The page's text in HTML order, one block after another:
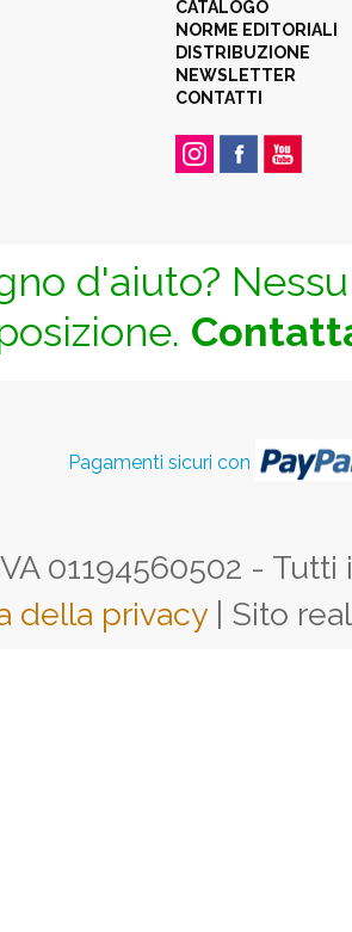
CATALOGO
NORME EDITORIALI
DISTRIBUZIONE
NEWSLETTER
CONTATTI
d'aiuto?
Pagamenti sicuri con
01194560502 -
della privacy | Sito